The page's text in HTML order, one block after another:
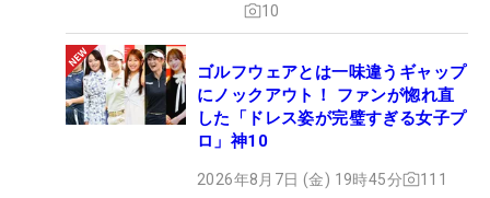
10
ゴルフウェアとは一味違うギャップ
にノックアウト！ ファンが惚れ直
した「ドレス姿が完璧すぎる女子プ
ロ」神10
2026年8月7日 (金) 19時45分 111